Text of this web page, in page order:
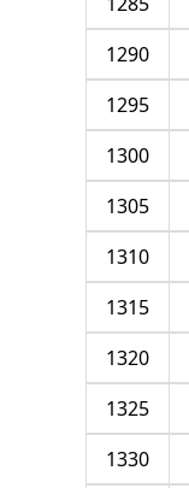
1290
1295
1300
1305
1310
1315
1320
1325
1330